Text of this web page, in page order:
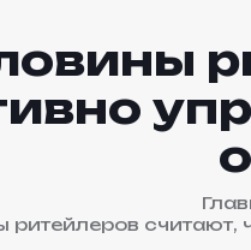
ритейлеров